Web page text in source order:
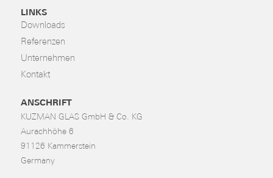
LINKS
Downloads
Referenzen
Unternehmen
Kontakt
ANSCHRIFT
KUZMAN GLAS GmbH & Co. KG
Aurachhöhe 6
91126 Kammerstein
Germany